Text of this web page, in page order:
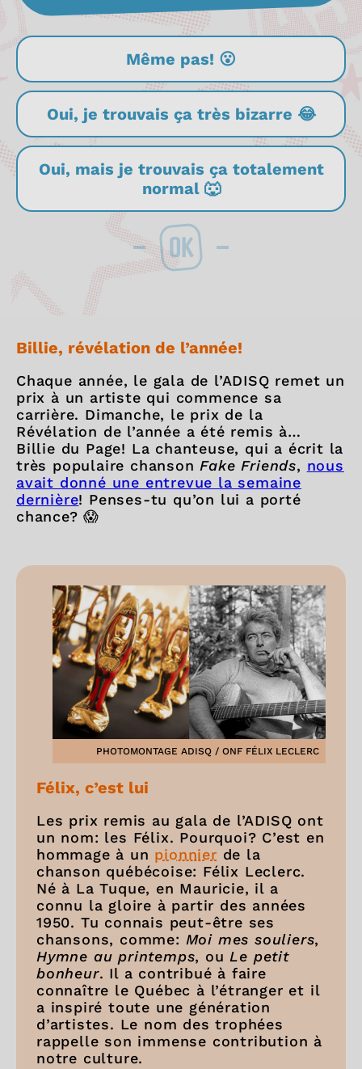
Même pas! 😮
Oui, je trouvais ça très bizarre 😂
Oui, mais je trouvais ça totalement
normal 🐺
OK
Billie, révélation de l’année!
Chaque année, le gala de l’ADISQ remet un
prix à un artiste qui commence sa
carrière. Dimanche, le prix de la
Révélation de l’année a été remis à…
Billie du Page! La chanteuse, qui a écrit la
très populaire chanson Fake Friends, nous
avait donné une entrevue la semaine
dernière! Penses-tu qu’on lui a porté
chance? 😱
PHOTOMONTAGE ADISQ / ONF FÉLIX LECLERC
Félix, c’est lui
Les prix remis au gala de l’ADISQ ont
un nom: les Félix. Pourquoi? C’est en
hommage à un pionnier de la
chanson québécoise: Félix Leclerc.
Né à La Tuque, en Mauricie, il a
connu la gloire à partir des années
1950. Tu connais peut-être ses
chansons, comme: Moi mes souliers,
Hymne au printemps, ou Le petit
bonheur. Il a contribué à faire
connaître le Québec à l’étranger et il
a inspiré toute une génération
d’artistes. Le nom des trophées
rappelle son immense contribution à
notre culture.